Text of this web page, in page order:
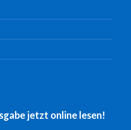
jetzt online lesen!